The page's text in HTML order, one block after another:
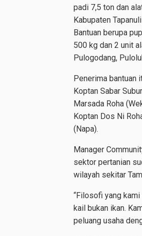
padi 7,5 ton dan
Kabupaten
Bantuan berupa
500 kg dan 2 unit
Pulogodang,
Penerima bantuan
Koptan Sabar
Marsada Roha
Koptan Dos Ni
(Napa).
Manager
sektor pertanian
wilayah sekitar
“Filosofi yang
kail bukan ikan.
peluang usaha